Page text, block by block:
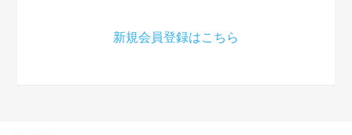
新規会員登録はこちら